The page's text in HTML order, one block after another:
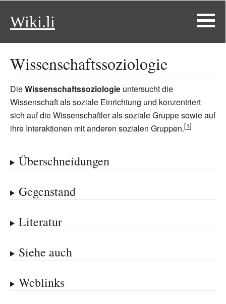
Wiki.li
Wissenschaftssoziologie
DieWissenschaftssoziologie untersucht die
Wissenschaft als soziale Einrichtung und konzentriert
sich auf die Wissenschaftler als soziale Gruppe sowie auf
ihre Interaktionen mit anderen sozialen Gruppen.
Überschneidungen
Gegenstand
Literatur
Siehe auch
Weblinks